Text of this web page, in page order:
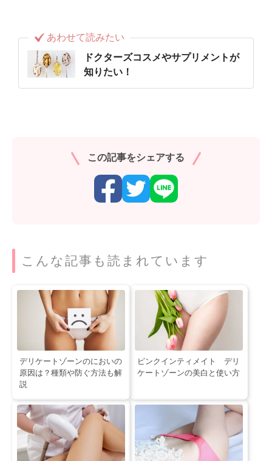
あわせて読みたい
ドクターズコスメやサプリメントが
知りたい！
この記事をシェアする
こんな記事も読まれています
デリケートゾーンのにおいの
原因は？種類や防ぐ方法も解
説
ピンクインティメイト デリ
ケートゾーンの美白と使い方